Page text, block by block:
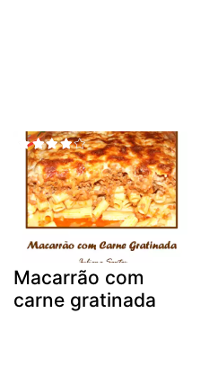
Macarrão com
carne gratinada